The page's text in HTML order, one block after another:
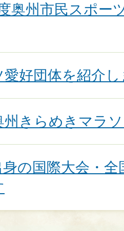
奥州市民スポー
愛好団体を紹介
州きらめきマラ
の国際大会・